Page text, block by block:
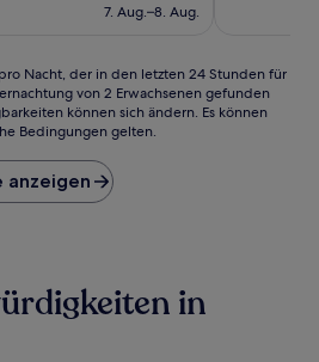
Preis
beträgt
7. Aug.–8. Aug.
Nacht, der in den letzten 24 Stunden für
von 2 Erwachsenen gefunden
können sich ändern. Es können
Bedingungen gelten.
in